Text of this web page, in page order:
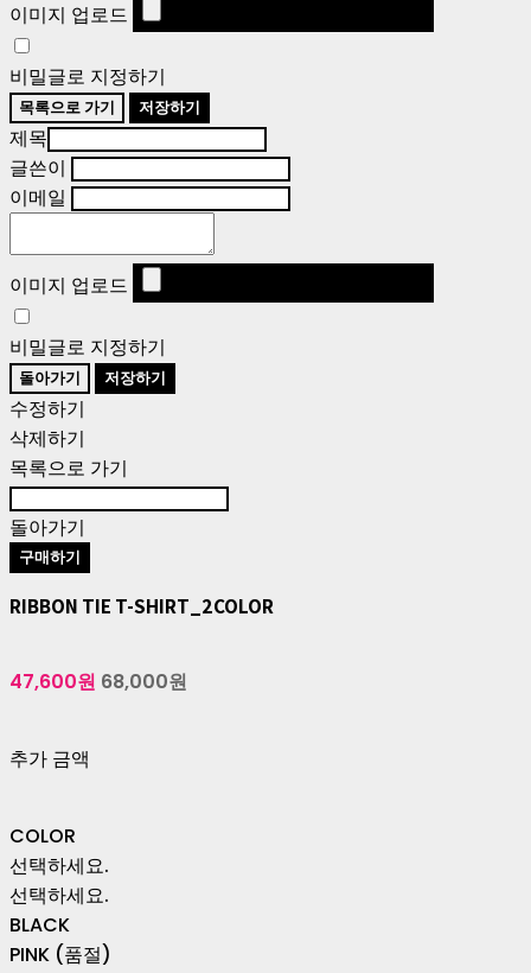
이미지 업로드
비밀글로 지정하기
목록으로 가기 저장하기
제목
글쓴이
이메일
이미지 업로드
비밀글로 지정하기
돌아가기 저장하기
수정하기
삭제하기
목록으로 가기
돌아가기
구매하기
RIBBON TIE T-SHIRT_2COLOR
47,600원 68,000원
추가 금액
COLOR
선택하세요.
선택하세요.
BLACK
PINK (품절)